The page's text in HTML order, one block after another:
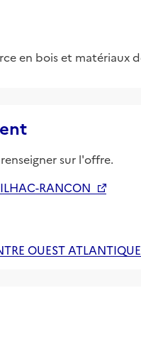
en bois et matériaux
sur l'offre.
RANCON
OUEST ATLANTIQUE